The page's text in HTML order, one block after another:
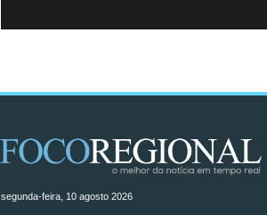
segunda-feira, 10 agosto 2026